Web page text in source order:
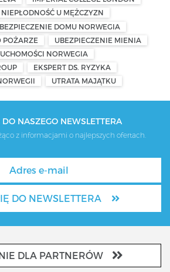
NIEPŁODNOŚĆ U MĘŻCZYZN
DOMU NORWEGIA
POŻARZE
UBEZPIECZENIE MIENIA
NORWEGIA
EKSPERT DS. RYZYKA
UTRATA MAJĄTKU
NASZEGO NEWSLETTERA
z informacjami o najlepszych ofertach.
DO NEWSLETTERA
DLA PARTNERÓW